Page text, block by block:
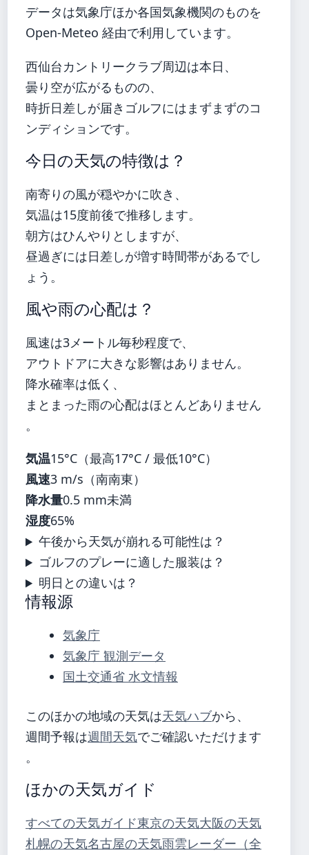
データは気象庁ほか各国気象機関のものを
Open-Meteo 経由で利用しています。
西仙台カントリークラブ周辺は本日、
曇り空が広がるものの、
時折日差しが届きゴルフにはまずまずのコ
ンディションです。
今日の天気の特徴は？
南寄りの風が穏やかに吹き、
気温は15度前後で推移します。
朝方はひんやりとしますが、
昼過ぎには日差しが増す時間帯があるでし
ょう。
風や雨の心配は？
風速は3メートル毎秒程度で、
アウトドアに大きな影響はありません。
降水確率は低く、
まとまった雨の心配はほとんどありません
。
気温15°C（最高17°C / 最低10°C）
風速3 m/s（南南東）
降水量0.5 mm未満
湿度65%
午後から天気が崩れる可能性は？
ゴルフのプレーに適した服装は？
明日との違いは？
情報源
気象庁
気象庁 観測データ
国土交通省 水文情報
このほかの地域の天気は天気ハブから、
週間予報は週間天気でご確認いただけます
。
ほかの天気ガイド
すべての天気ガイド東京の天気大阪の天気
札幌の天気名古屋の天気雨雲レーダー（全